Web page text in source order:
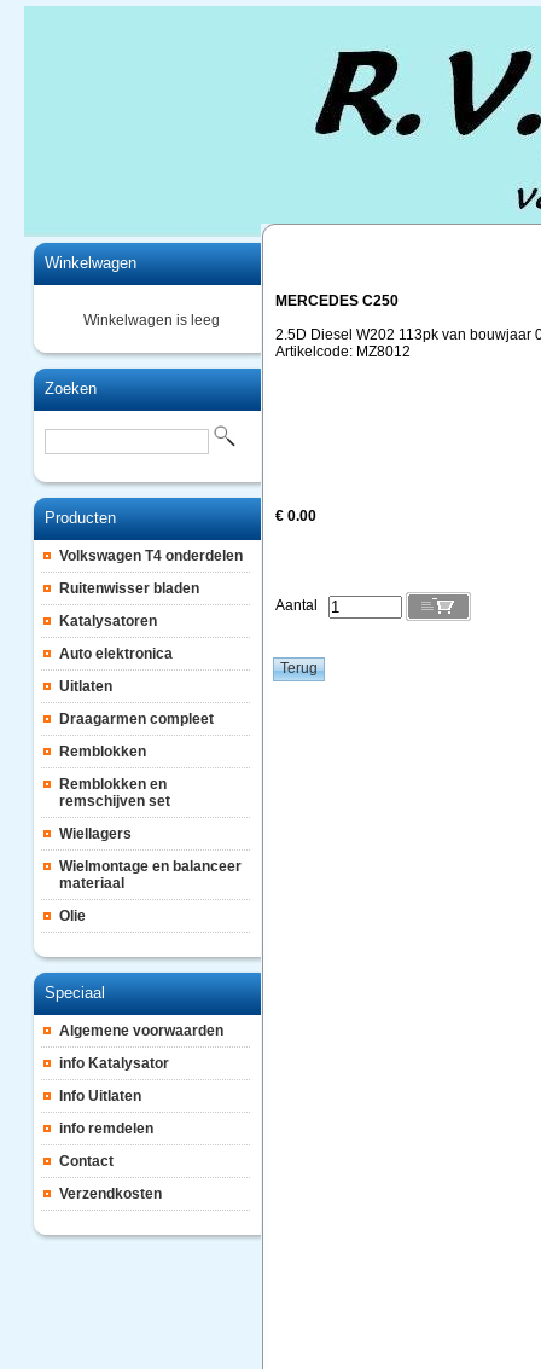
Winkelwagen
Winkelwagen is leeg
Zoeken
Producten
Volkswagen T4 onderdelen
Ruitenwisser bladen
Katalysatoren
Auto elektronica
Uitlaten
Draagarmen compleet
Remblokken
Remblokken en
remschijven set
Wiellagers
Wielmontage en balanceer
materiaal
Olie
Speciaal
Algemene voorwaarden
info Katalysator
Info Uitlaten
info remdelen
Contact
Verzendkosten
MERCEDES C250
2.5D Diesel W202 113pk van bouwjaar
Artikelcode: MZ8012
€ 0.00
Aantal